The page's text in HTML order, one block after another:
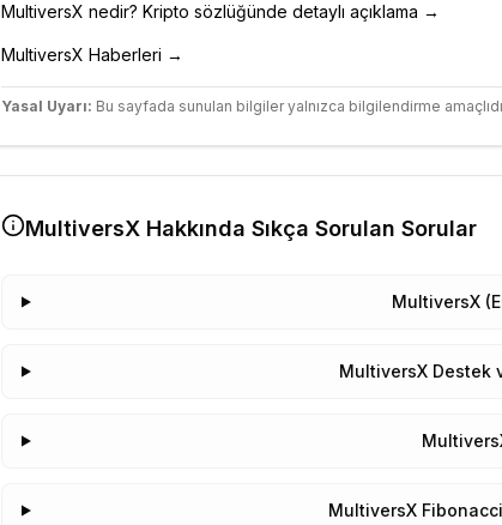
MultiversX nedir? Kripto sözlüğünde detaylı açıklama →
MultiversX Haberleri →
Yasal Uyarı: Bu sayfada sunulan bilgiler yalnızca bilgilendirme
MultiversXHakkında Sıkça Sorulan Sorular
MultiversX
MultiversX Destek
MultiversX